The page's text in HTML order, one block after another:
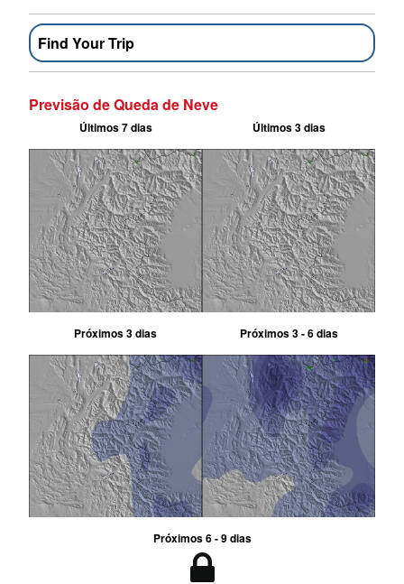
Find Your Trip
Previsão de Queda de Neve
Últimos 7 dias Últimos 3 dias
Próximos 3 dias Próximos 3 - 6 dias
Próximos 6 - 9 dias